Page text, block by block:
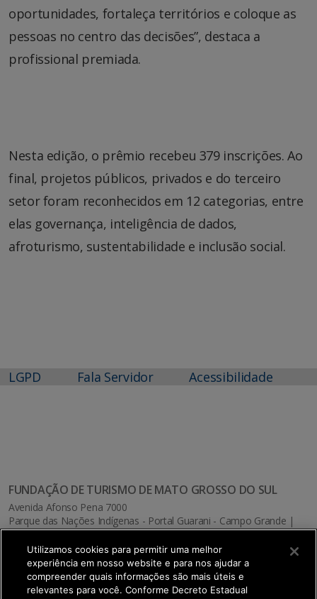
oportunidades, fortaleça territórios e coloque as
pessoas no centro das decisões”, destaca a
profissional premiada.
Nesta edição, o prêmio recebeu 379 inscrições. Ao
final, projetos públicos, privados e do terceiro
setor foram reconhecidos em 12 categorias, entre
elas governança, inteligência de dados,
afroturismo, sustentabilidade e inclusão social.
LGPD Fala Servidor Acessibilidade
FUNDAÇÃO DE TURISMO DE MATO GROSSO DO SUL
Avenida Afonso Pena 7000
Parque das Nações Indígenas - Portal Guarani - Campo Grande |
MS
CEP: 79031-010
MAPA
Utilizamos cookies para permitir uma melhor
experiência em nosso website e para nos ajudar a
compreender quais informações são mais úteis e
relevantes para você. Conforme Decreto Estadual